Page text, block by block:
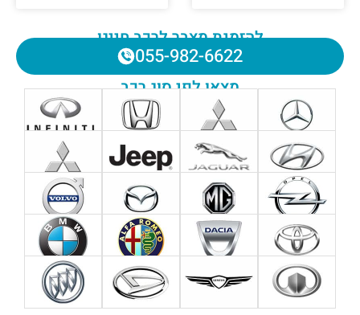
להזמנת מצבר לרכב חייגו
055-982-6622
מצאו לפי סוג רכב